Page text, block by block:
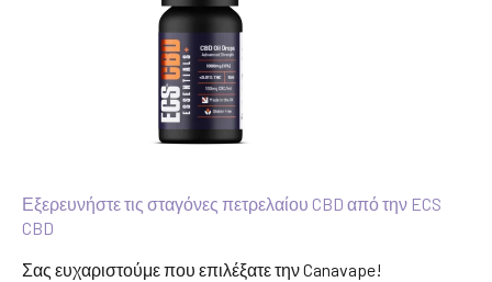
Εξερευνήστε τις σταγόνες πετρελαίου CBD από την ECS
CBD
Σας ευχαριστούμε που επιλέξατε την Canavape!